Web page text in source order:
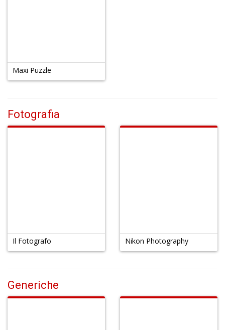
Maxi Puzzle
Fotografia
Il Fotografo Nikon Photography
Generiche